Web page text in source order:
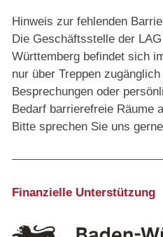
Hinweis zur fehlenden
Die Geschäftsstelle der
Württemberg befindet sich
nur über Treppen
Besprechungen oder
Bedarf barrierefreie Räume
Bitte sprechen Sie uns
Finanzielle Unterstützung